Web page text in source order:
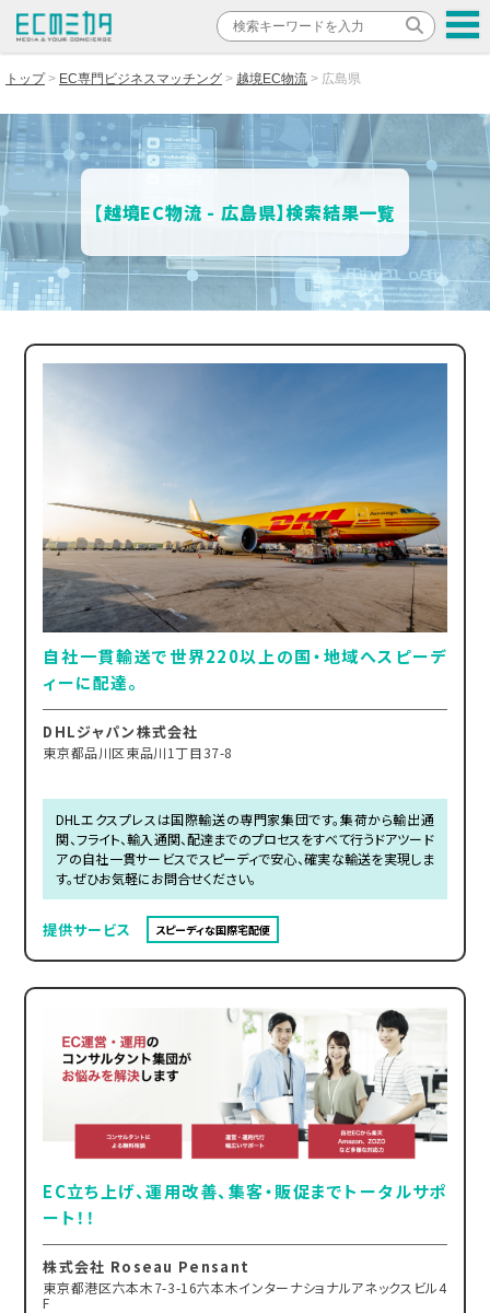
トップ EC専門ビジネスマッチング 越境EC物流 広島県
【越境EC物流 - 広島県】検索結果一覧
自社一貫輸送で世界220以上の国・地域へスピーデ
ィーに配達。
DHLジャパン株式会社
東京都品川区東品川1丁目37-8
DHLエクスプレスは国際輸送の専門家集団です。集荷から輸出通
関、フライト、輸入通関、配達までのプロセスをすべて行うドアツード
アの自社一貫サービスでスピーディで安心、確実な輸送を実現しま
す。ぜひお気軽にお問合せください。
提供サービス スピーディな国際宅配便
EC立ち上げ、運用改善、集客・販促までトータルサポ
ート！！
株式会社 Roseau Pensant
東京都港区六本木7-3-16六本木インターナショナルアネックスビル4
F